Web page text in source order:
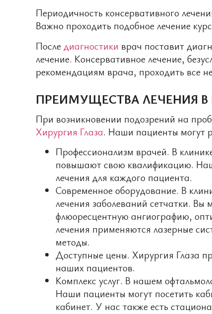
Периодичность консервативного
Важно проходить подобное лечение
Последиагностики врач поставит
лечение. Консервативное лечение,
рекомендациям врача, проходить все
ПРЕИМУЩЕСТВА ЛЕЧЕНИЯ В
При возникновении подозрений на
Хирургия Глаза. Наши пациенты могут
Профессионализм врачей. В
повышают свою квалификацию.
лечения для каждого пациента.
Современное оборудование. В
лечения заболеваний сетчатки.
флюоресцентную ангиографию,
лечения применяются лазерные
методы.
Доступные цены. Хирургия Глаза
наших пациентов.
Комплекс услуг. В нашем
Наши пациенты могут посетить
кабинет. У нас также есть